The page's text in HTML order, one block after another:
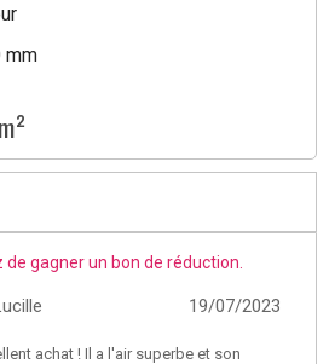
mm
gagner un bon de réduction.
19/07/2023
achat ! Il a l'air superbe et son